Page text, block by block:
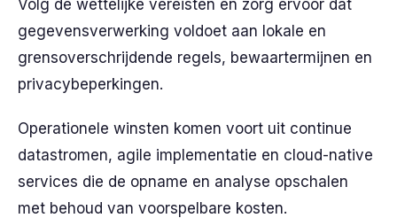
Volg de wettelijke vereisten en zorg ervoor dat
gegevensverwerking voldoet aan lokale en
grensoverschrijdende regels, bewaartermijnen en
privacybeperkingen.
Operationele winsten komen voort uit continue
datastromen, agile implementatie en cloud-native
services die de opname en analyse opschalen
met behoud van voorspelbare kosten.